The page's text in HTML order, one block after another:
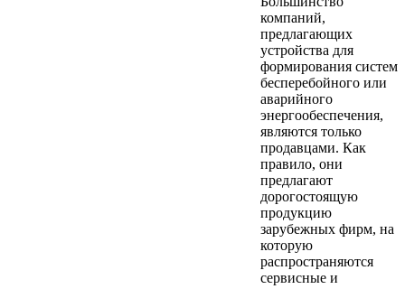
компаний,
предлагающих
устройства для
формирования систем
бесперебойного или
аварийного
энергообеспечения,
являются только
продавцами. Как
правило, они
предлагают
дорогостоящую
продукцию
зарубежных фирм, на
которую
распространяются
сервисные и